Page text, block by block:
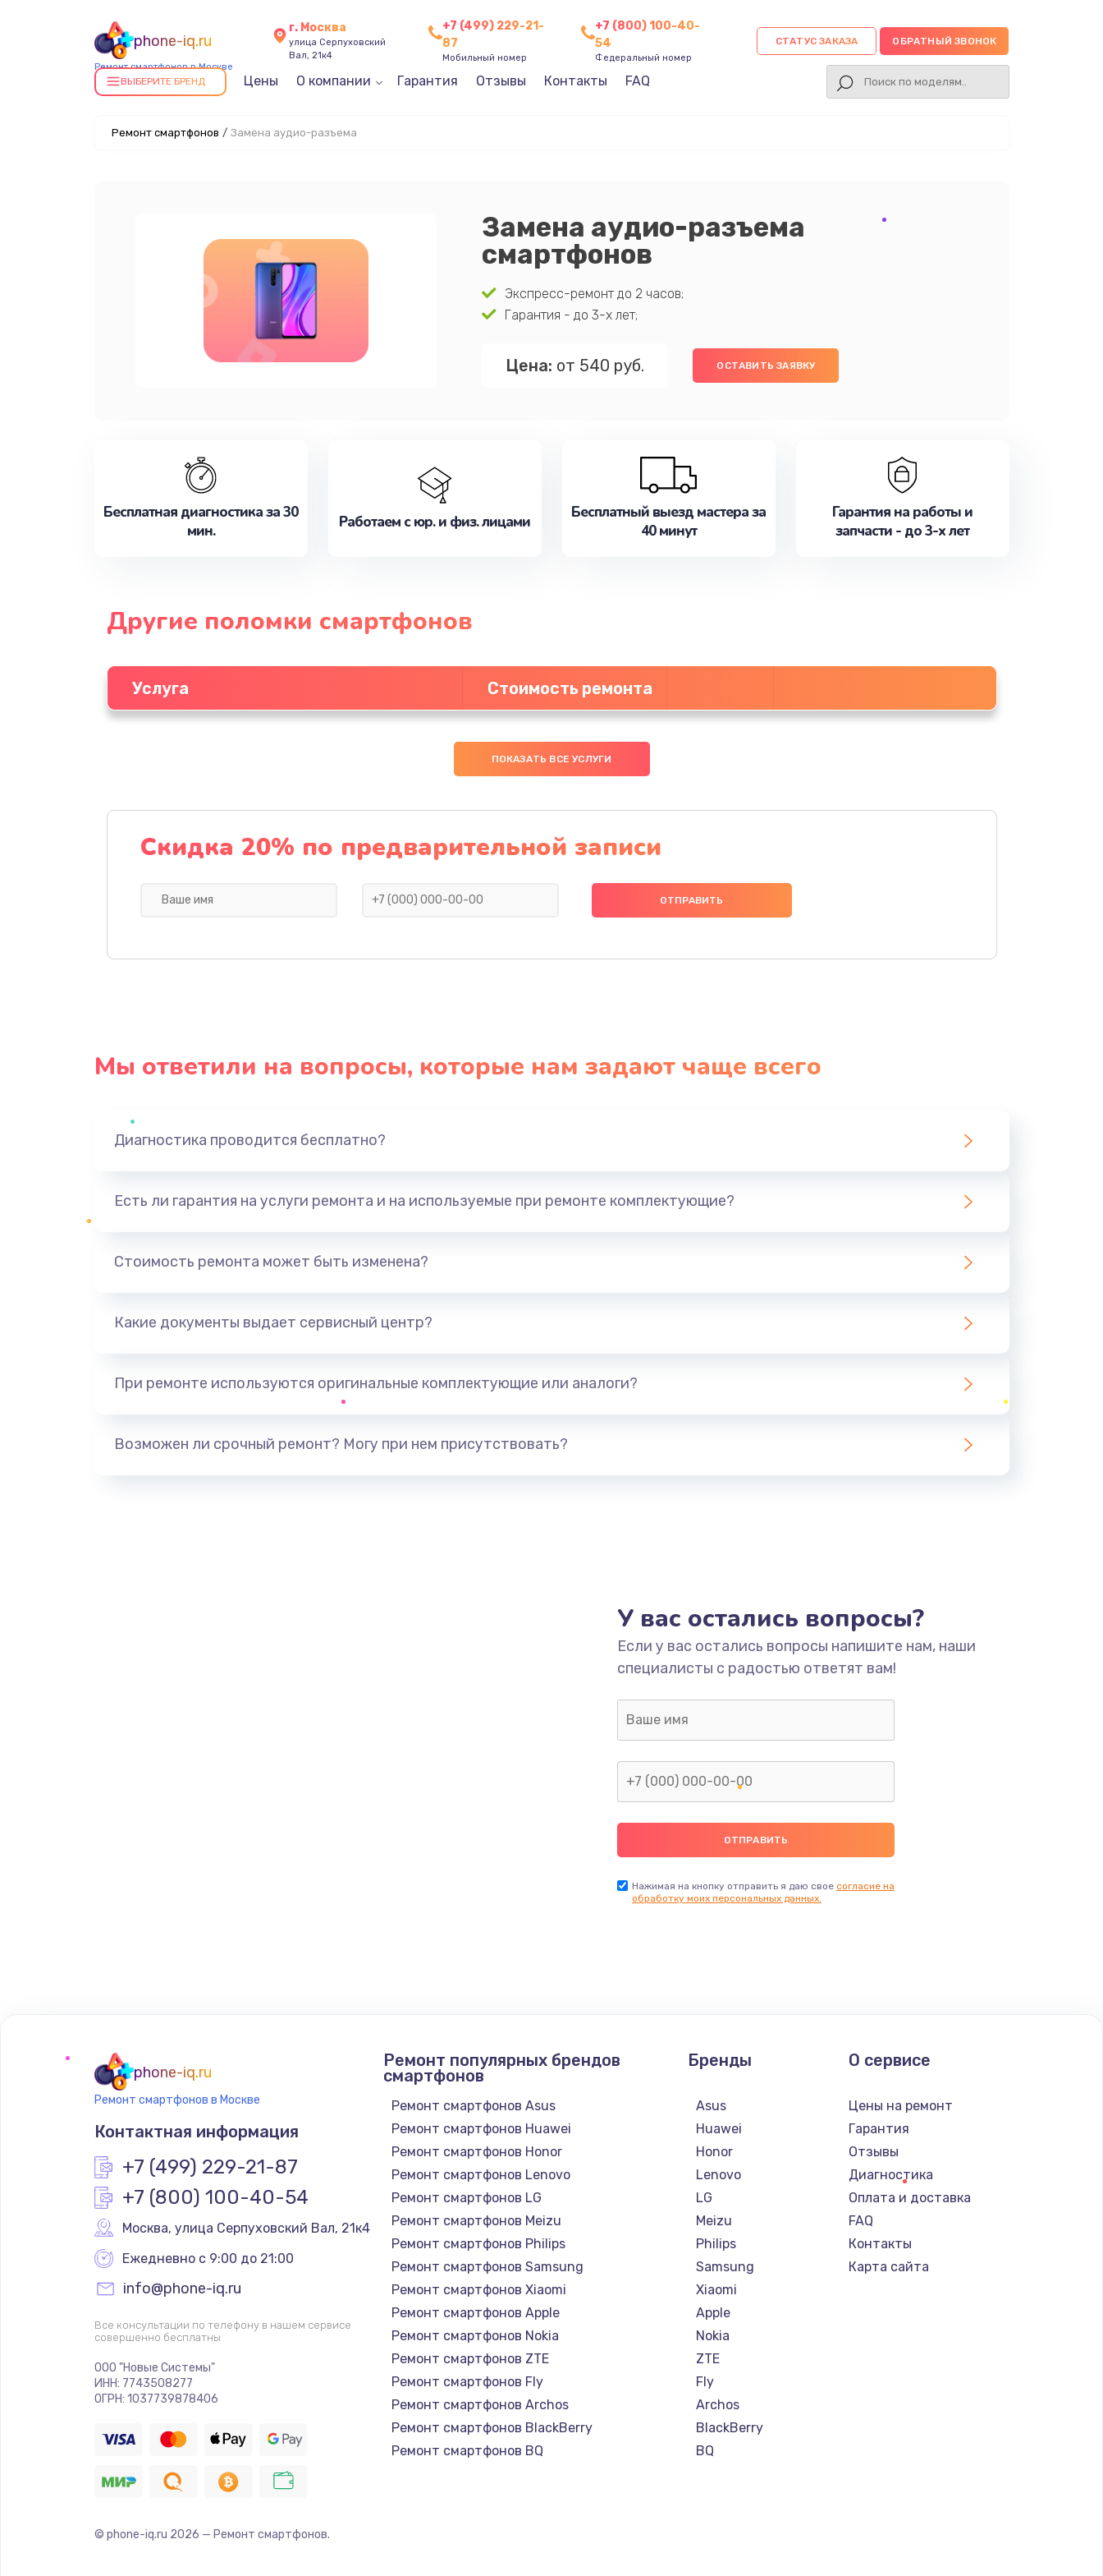
phone-iq.ru
Ремонт смартфонов в Москве
г. Москва
улица Серпуховский
Вал, 21к4
+7 (499) 229-21-
87
Мобильный номер
+7 (800) 100-40-
54
Федеральный номер
СТАТУС ЗАКАЗА ОБРАТНЫЙ ЗВОНОК
ВЫБЕРИТЕ БРЕНД Цены О компании Гарантия Отзывы Контакты FAQ
Ремонт смартфонов / Замена аудио-разъема
Замена аудио-разъема
смартфонов
Экспресс-ремонт до 2 часов;
Гарантия - до 3-х лет;
Цена: от 540 руб. ОСТАВИТЬ ЗАЯВКУ
Бесплатная диагностика за 30
мин.
Работаем с юр. и физ. лицами
Бесплатный выезд мастера за
40 минут
Гарантия на работы и
запчасти - до 3-х лет
Другие поломки смартфонов
Услуга Стоимость ремонта
ПОКАЗАТЬ ВСЕ УСЛУГИ
Скидка 20% по предварительной записи
Мы ответили на вопросы, которые нам задают чаще всего
Диагностика проводится бесплатно?
Есть ли гарантия на услуги ремонта и на используемые при ремонте комплектующие?
Стоимость ремонта может быть изменена?
Какие документы выдает сервисный центр?
При ремонте используются оригинальные комплектующие или аналоги?
Возможен ли срочный ремонт? Могу при нем присутствовать?
У вас остались вопросы?
Если у вас остались вопросы напишите нам, наши
специалисты с радостью ответят вам!
Нажимая на кнопку отправить я даю свое согласие на
обработку моих персональных данных.
phone-iq.ru
Ремонт смартфонов в Москве
Контактная информация
+7 (499) 229-21-87
+7 (800) 100-40-54
Москва, улица Серпуховский Вал, 21к4
Ежедневно с 9:00 до 21:00
info@phone-iq.ru
Все консультации по телефону в нашем сервисе
совершенно бесплатны
ООО "Новые Системы"
ИНН: 7743508277
ОГРН: 1037739878406
Ремонт популярных брендов
смартфонов
Ремонт смартфонов Asus
Ремонт смартфонов Huawei
Ремонт смартфонов Honor
Ремонт смартфонов Lenovo
Ремонт смартфонов LG
Ремонт смартфонов Meizu
Ремонт смартфонов Philips
Ремонт смартфонов Samsung
Ремонт смартфонов Xiaomi
Ремонт смартфонов Apple
Ремонт смартфонов Nokia
Ремонт смартфонов ZTE
Ремонт смартфонов Fly
Ремонт смартфонов Archos
Ремонт смартфонов BlackBerry
Ремонт смартфонов BQ
Бренды
Asus
Huawei
Honor
Lenovo
LG
Meizu
Philips
Samsung
Xiaomi
Apple
Nokia
ZTE
Fly
Archos
BlackBerry
BQ
О сервисе
Цены на ремонт
Гарантия
Отзывы
Диагностика
Оплата и доставка
FAQ
Контакты
Карта сайта
© phone-iq.ru 2026 — Ремонт смартфонов.